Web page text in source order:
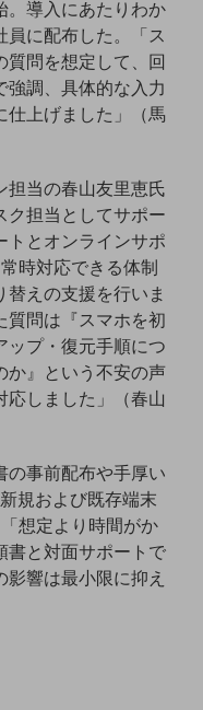
。導入にあたりわか
員に配布した。「ス
質問を想定して、回
調、具体的な入力
仕上げました」（馬
担当の春山友里恵氏
ク担当としてサポー
トとオンラインサポ
時対応できる体制
えの支援を行いま
質問は『スマホを初
ップ・復元手順につ
か』という不安の声
応しました」（春山
の事前配布や手厚い
規および既存端末
想定より時間がか
書と対面サポートで
響は最小限に抑え